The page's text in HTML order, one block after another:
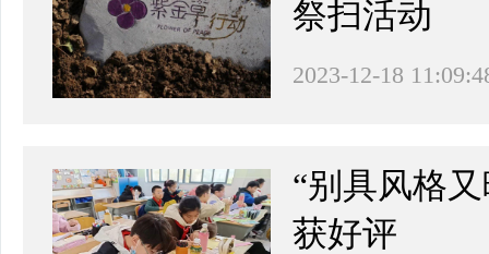
祭扫活动
2023-12-18
“别具风格
获好评